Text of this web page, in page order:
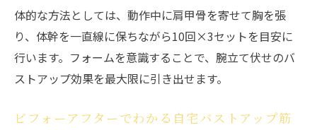
毎日の筋トレでバストアップを持続するコ
ライフステージ別バストアップケアの方法
ローチ
体的な方法としては、動作中に肩甲骨を寄せて胸を張
り、体幹を一直線に保ちながら10回×3セットを目安に
行います。フォームを意識することで、腕立て伏せのバ
ストアップ効果を最大限に引き出せます。
ビフォーアフターでわかる自宅バストアップ筋